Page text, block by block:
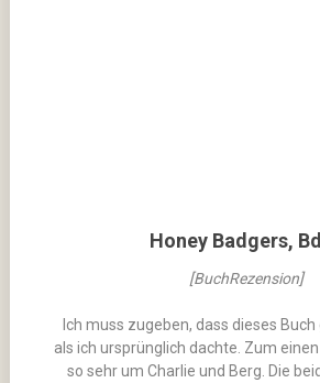
Honey Badgers,
[BuchRezension]
Ich muss zugeben, dass dieses
als ich ursprünglich dachte. Zum
so sehr um Charlie und Berg. Die